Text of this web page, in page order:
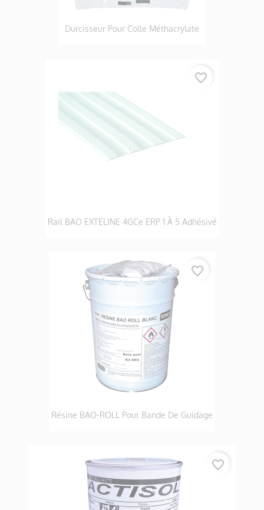
Durcisseur Pour Colle Méthacrylate
Rail BAO EXTELINE 4GCe ERP 1 À 5 Adhésivé
favorite_border
Résine BAO-ROLL Pour Bande De Guidage
favorite_border
favorite_border